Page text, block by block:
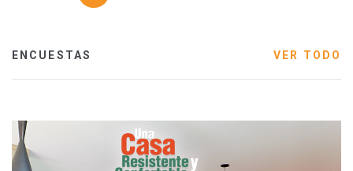
ENCUESTAS VER TODO